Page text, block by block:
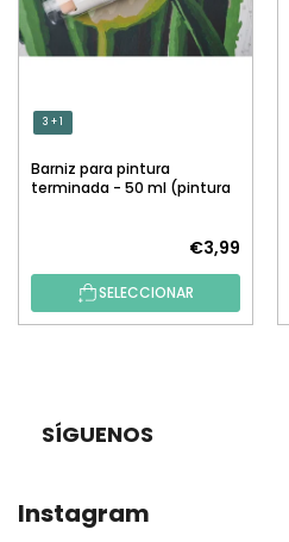
3 + 1
Barniz para pintura
terminada - 50 ml (pintura
€3,99
SELECCIONAR
SÍGUENOS
Instagram